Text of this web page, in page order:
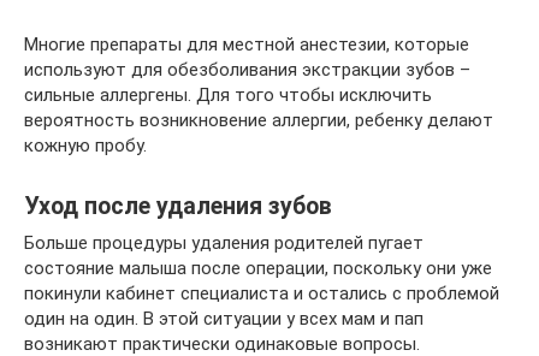
Многие препараты для местной анестезии, которые
используют для обезболивания экстракции зубов –
сильные аллергены. Для того чтобы исключить
вероятность возникновение аллергии, ребенку делают
кожную пробу.
Уход после удаления зубов
Больше процедуры удаления родителей пугает
состояние малыша после операции, поскольку они уже
покинули кабинет специалиста и остались с проблемой
один на один. В этой ситуации у всех мам и пап
возникают практически одинаковые вопросы.